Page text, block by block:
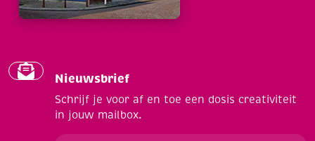
Nieuwsbrief
Schrijf je voor af en toe een dosis creativiteit
in jouw mailbox.